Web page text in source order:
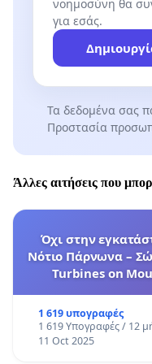
νοημοσύνη θα
για εσάς.
Τα δεδομένα σας
Προστασία
Άλλες αιτήσεις που
Όχι στην
Νότιο Πάρνωνα –
Turbines on
1 619 υπογραφές
1 619 Υπογραφές / 12
11 Oct 2025